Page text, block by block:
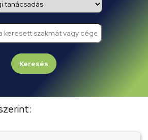
Keresés